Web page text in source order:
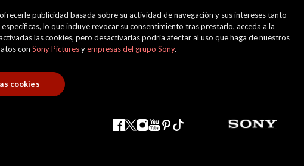
publicidad basada sobre su actividad de navegación y sus intereses tanto
lo que incluye revocar su consentimiento tras prestarlo, acceda a la
las cookies, pero desactivarlas podría afectar al uso que haga de nuestros
con Sony Picturesyempresas del grupo Sony.
cookies